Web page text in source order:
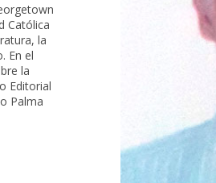
Católica
la
En el
la
Editorial
Palma